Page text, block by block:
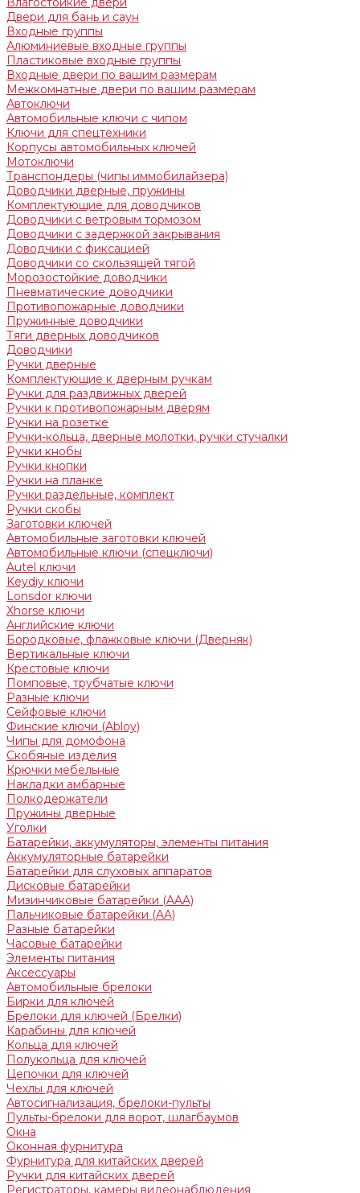
Двери для бань и саун
Входные группы
Алюминиевые входные группы
Пластиковые входные группы
Входные двери по вашим размерам
Межкомнатные двери по вашим размерам
Автоключи
Автомобильные ключи с чипом
Ключи для спецтехники
Корпусы автомобильных ключей
Мотоключи
Транспондеры (чипы иммобилайзера)
Доводчики дверные, пружины
Комплектующие для доводчиков
Доводчики с ветровым тормозом
Доводчики с задержкой закрывания
Доводчики с фиксацией
Доводчики со скользящей тягой
Морозостойкие доводчики
Пневматические доводчики
Противопожарные доводчики
Пружинные доводчики
Тяги дверных доводчиков
Доводчики
Ручки дверные
Комплектующие к дверным ручкам
Ручки для раздвижных дверей
Ручки к противопожарным дверям
Ручки на розетке
Ручки-кольца, дверные молотки, ручки стучалки
Ручки кнобы
Ручки кнопки
Ручки на планке
Ручки раздельные, комплект
Ручки скобы
Заготовки ключей
Автомобильные заготовки ключей
Автомобильные ключи (спецключи)
Autel ключи
Keydiy ключи
Lonsdor ключи
Xhorse ключи
Английские ключи
Бородковые, флажковые ключи (Дверняк)
Вертикальные ключи
Крестовые ключи
Помповые, трубчатые ключи
Разные ключи
Сейфовые ключи
Финские ключи (Abloy)
Чипы для домофона
Скобяные изделия
Крючки мебельные
Накладки амбарные
Полкодержатели
Пружины дверные
Уголки
Батарейки, аккумуляторы, элементы питания
Аккумуляторные батарейки
Батарейки для слуховых аппаратов
Дисковые батарейки
Мизинчиковые батарейки (AAA)
Пальчиковые батарейки (AA)
Разные батарейки
Часовые батарейки
Элементы питания
Аксессуары
Автомобильные брелоки
Бирки для ключей
Брелоки для ключей (Брелки)
Карабины для ключей
Кольца для ключей
Полукольца для ключей
Цепочки для ключей
Чехлы для ключей
Автосигнализация, брелоки-пульты
Пульты-брелоки для ворот, шлагбаумов
Окна
Оконная фурнитура
Фурнитура для китайских дверей
Ручки для китайских дверей
Регистраторы, камеры видеонаблюдения